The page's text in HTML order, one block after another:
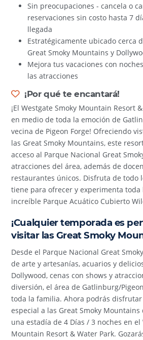
Sin preocupaciones - cancela o
reservaciones sin costo hasta 7
llegada
Estratégicamente ubicado cerca
Great Smoky Mountains y
Mejora tus vacaciones con
las atracciones
¡Por qué te encantará!
¡El Westgate Smoky Mountain Resort
en medio de toda la emoción de
vecina de Pigeon Forge! Ofreciendo
las Great Smoky Mountains, este
acceso al Parque Nacional Great
atracciones del área, además de
restaurantes únicos. Disfruta de todo
tiene para ofrecer y experimenta toda
increíble Parque Acuático Cubierto
¡Cualquier temporada es
visitar las Great Smoky
Desde el Parque Nacional Great
de arte y artesanías, acuarios y
Dollywood, cenas con shows y
diversión, el área de Gatlinburg/
toda la familia. Ahora podrás
especial a las Great Smoky Mountains
una estadía de 4 Días / 3 noches en el
Mountain Resort & Water Park.